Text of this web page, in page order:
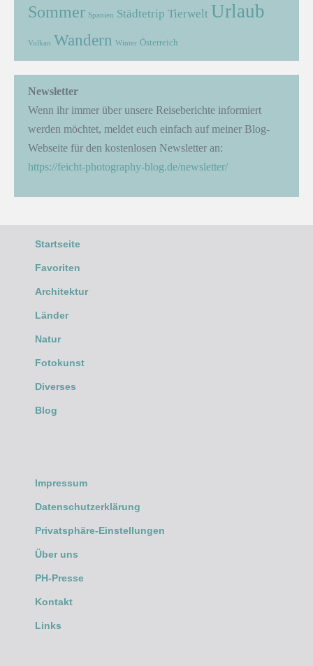
Sommer Spanien Städtetrip Tierwelt Urlaub
Vulkan Wandern Winter Österreich
Newsletter
Wenn ihr immer über unsere Reiseberichte informiert
werden möchtet, meldet euch einfach auf meiner Blog-
Webseite für den kostenlosen Newsletter an:
https://feicht-photography-blog.de/newsletter/
Startseite
Favoriten
Architektur
Länder
Natur
Fotokunst
Diverses
Blog
Impressum
Datenschutzerklärung
Privatsphäre-Einstellungen
Über uns
PH-Presse
Kontakt
Links